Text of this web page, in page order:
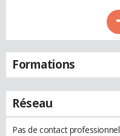
Formations
Réseau
Pas de contact professionnel